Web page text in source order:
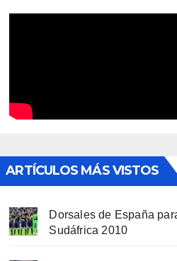
ARTÍCULOS MÁS VISTOS
Dorsales de España
Sudáfrica 2010